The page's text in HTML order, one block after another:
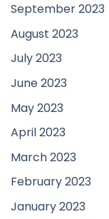
September 2023
August 2023
July 2023
June 2023
May 2023
April 2023
March 2023
February 2023
January 2023